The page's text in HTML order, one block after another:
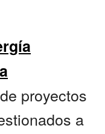
proyectos
a